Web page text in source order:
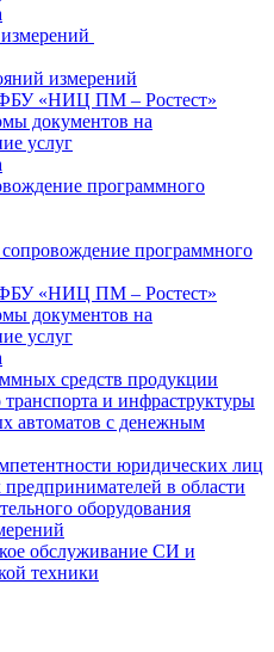
измерений
«НИЦ ПМ – Ростест»
документов на
услуг
программного
программного
«НИЦ ПМ – Ростест»
документов на
услуг
средств продукции
и инфраструктуры
автоматов с денежным
юридических лиц
в области
оборудования
обслуживание СИ и
техники